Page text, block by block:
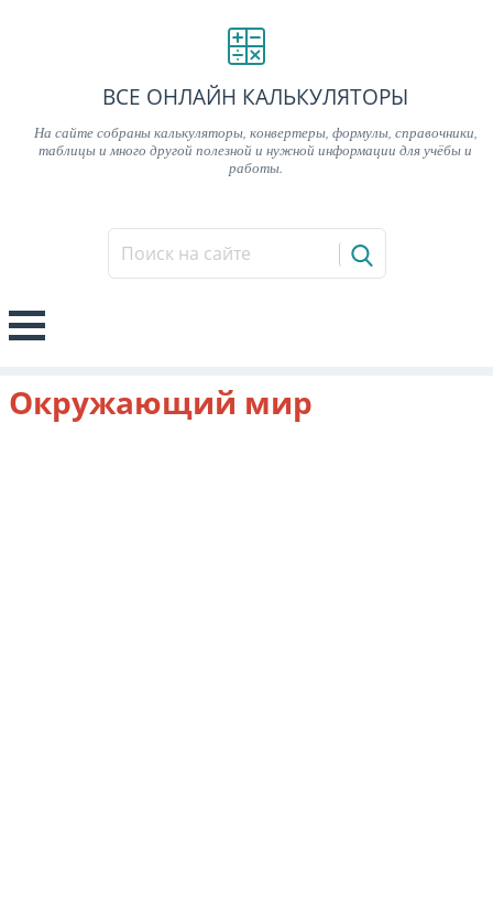
ВСЕ ОНЛАЙН КАЛЬКУЛЯТОРЫ
На сайте собраны калькуляторы, конвертеры, формулы, справочники,
таблицы и много другой полезной и нужной информации для учёбы и
работы.
Окружающий мир